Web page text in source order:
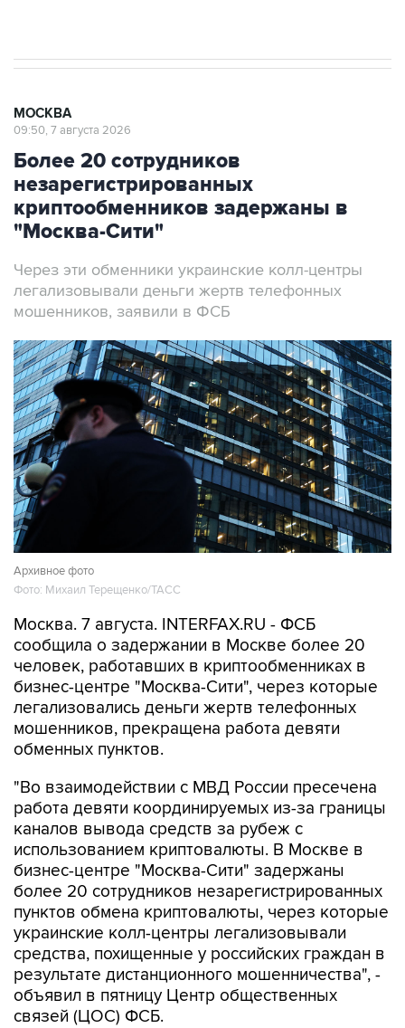
МОСКВА
09:50, 7 августа 2026
Более 20 сотрудников
незарегистрированных
криптообменников задержаны в
"Москва-Сити"
Через эти обменники украинские колл-центры
легализовывали деньги жертв телефонных
мошенников, заявили в ФСБ
Архивное фото
Фото: Михаил Терещенко/ТАСС
Москва. 7 августа. INTERFAX.RU - ФСБ
сообщила о задержании в Москве более 20
человек, работавших в криптообменниках в
бизнес-центре "Москва-Сити", через которые
легализовались деньги жертв телефонных
мошенников, прекращена работа девяти
обменных пунктов.
"Во взаимодействии с МВД России пресечена
работа девяти координируемых из-за границы
каналов вывода средств за рубеж с
использованием криптовалюты. В Москве в
бизнес-центре "Москва-Сити" задержаны
более 20 сотрудников незарегистрированных
пунктов обмена криптовалюты, через которые
украинские колл-центры легализовывали
средства, похищенные у российских граждан в
результате дистанционного мошенничества", -
объявил в пятницу Центр общественных
связей (ЦОС) ФСБ.